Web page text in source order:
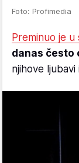
Foto: Profimedia
Preminuo je u
danas često
njihove ljubavi